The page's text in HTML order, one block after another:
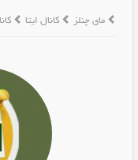
مای چنلز کانال ایتا